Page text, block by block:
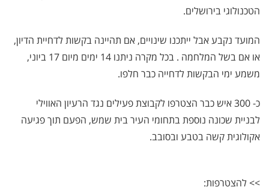
הטכנולוגי בירושלים.
המועד נקבע אבל ייתכנו שינויים, אם תהיינה בקשות לדחיית הדיון,
או אם בשל המלחמה . בכל מקרה ניתנו 14 ימים מיום 17 ביוני,
משמע ימי הבקשות לדחייה כבר חלפו.
כ- 300 איש כבר הצטרפו לקבוצת פעילים נגד הרעיון האווילי
לבניית שכונה נוספת בתחומי העיר בית שמש, הפעם תוך פגיעה
אקולוגית קשה בטבע ובסובב.
>> להצטרפות: